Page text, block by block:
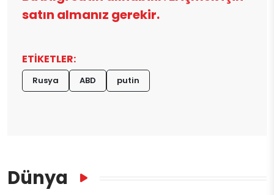
satın almanız gerekir.
ETİKETLER:
Rusya ABD putin
Dünya